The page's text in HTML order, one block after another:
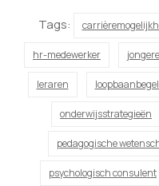
Tags:
hr-medewerker
leraren
onderwijsstrategieën
pedagogische
psychologisch consulent